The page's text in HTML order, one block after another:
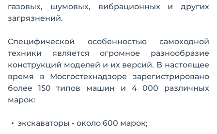
газовых, шумовых, вибрационных и других
загрязнений.
Специфической особенностью самоходной
техники является огромное разнообразие
конструкций моделей и их версий. В настоящее
время в Мосгостехнадзоре зарегистрировано
более 150 типов машин и 4 000 различных
марок:
экскаваторы - около 600 марок;